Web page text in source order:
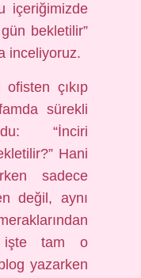
içeriğimizde
bekletilir”
inceliyoruz.
çıkıp
sürekli
“İnciri
Hani
sadece
değil, aynı
işte tam o
yazarken